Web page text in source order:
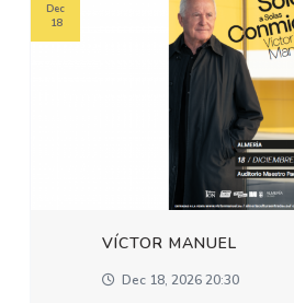
VÍCTOR MANUEL
Dec 18, 2026 20:30
Dec
18